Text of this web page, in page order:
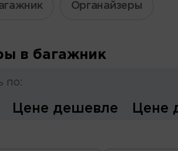
Органайзеры
в багажник
по:
Цене дешевле Цене